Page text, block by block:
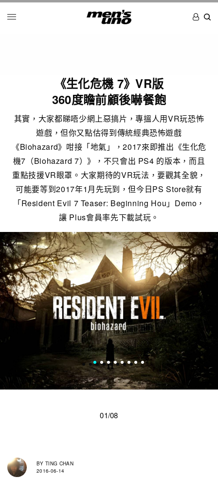
《生化危機 7》VR版
360度瞻前顧後嚇餐飽
其實，大家都睇唔少網上惡搞片，專搵人用VR玩恐怖
遊戲，但你又點估得到傳統經典恐怖遊戲
《Biohazard》咁接「地氣」，2017來即推出《生化危
機7（Biohazard 7）》，不只會出 PS4 的版本，而且
重點技援VR眼罩。大家期待的VR玩法，要觀其全貌，
可能要等到2017年1月先玩到，但今日PS Store就有
「Resident Evil 7 Teaser: Beginning Hou」Demo，
讓 Plus會員率先下載試玩。
01/08
BY TING CHAN
2016-06-14